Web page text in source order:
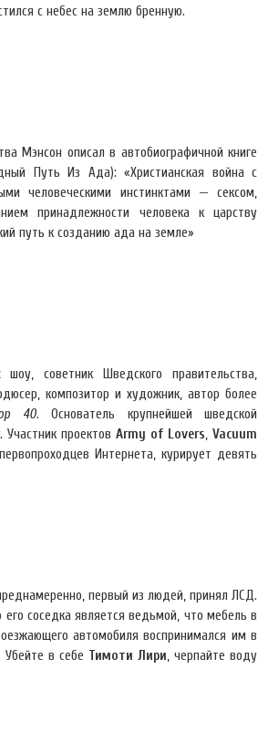
с небес на землю бренную.
Мэнсон описал в автобиографичной книге
Путь Из Ада): «Христианская война с
человеческими инстинктами — сексом,
принадлежности человека к царству
путь к созданию ада на земле»
советник Шведского правительства,
композитор и художник, автор более
40. Основатель крупнейшей шведской
. Участник проектов Army of Lovers, Vacuum
Интернета, курирует девять
первый из людей, принял ЛСД.
соседка является ведьмой, что мебель в
автомобиля воспринимался им в
в себе Тимоти Лири, черпайте воду